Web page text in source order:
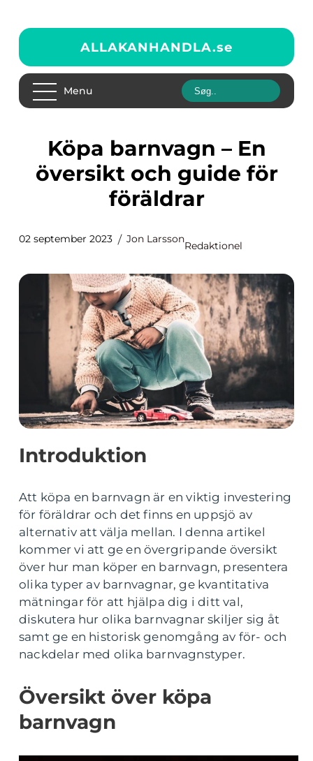
ALLAKANHANDLA.se
Menu
Köpa barnvagn – En
översikt och guide för
föräldrar
02 september 2023 Jon Larsson
Redaktionel
Introduktion
Att köpa en barnvagn är en viktig investering
för föräldrar och det finns en uppsjö av
alternativ att välja mellan. I denna artikel
kommer vi att ge en övergripande översikt
över hur man köper en barnvagn, presentera
olika typer av barnvagnar, ge kvantitativa
mätningar för att hjälpa dig i ditt val,
diskutera hur olika barnvagnar skiljer sig åt
samt ge en historisk genomgång av för- och
nackdelar med olika barnvagnstyper.
Översikt över köpa
barnvagn